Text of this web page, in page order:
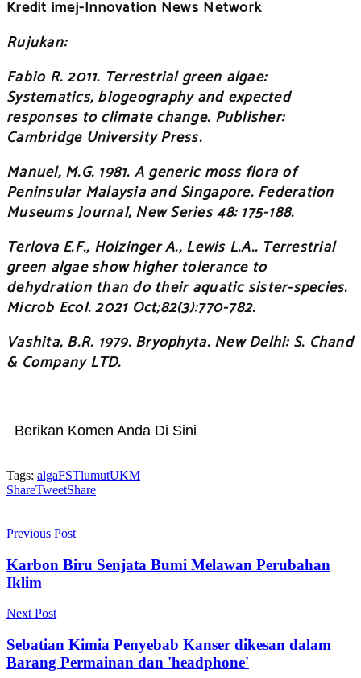
Kredit imej-Innovation News Network
Rujukan:
Fabio R. 2011. Terrestrial green algae:
Systematics, biogeography and expected
responses to climate change. Publisher:
Cambridge University Press.
Manuel, M.G. 1981. A generic moss flora of
Peninsular Malaysia and Singapore. Federation
Museums Journal, New Series 48: 175-188.
Terlova E.F., Holzinger A., Lewis L.A.. Terrestrial
green algae show higher tolerance to
dehydration than do their aquatic sister-species.
Microb Ecol. 2021 Oct;82(3):770-782.
Vashita, B.R. 1979. Bryophyta. New Delhi: S. Chand
& Company LTD.
Berikan Komen Anda Di Sini
Tags: algaFSTlumutUKM
ShareTweetShare
Previous Post
Karbon Biru Senjata Bumi Melawan Perubahan
Iklim
Next Post
Sebatian Kimia Penyebab Kanser dikesan dalam
Barang Permainan dan 'headphone'